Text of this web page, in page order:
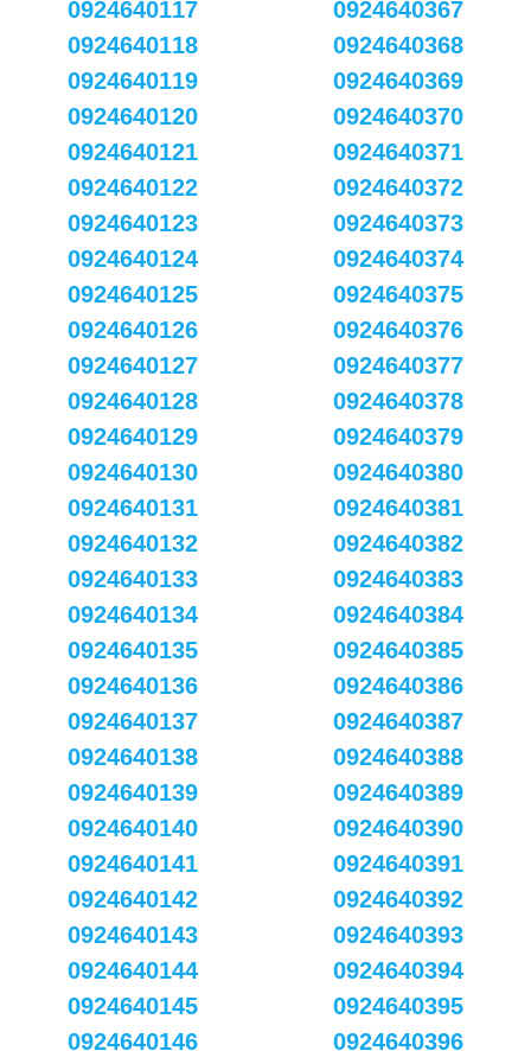
0924640117
0924640118
0924640119
0924640120
0924640121
0924640122
0924640123
0924640124
0924640125
0924640126
0924640127
0924640128
0924640129
0924640130
0924640131
0924640132
0924640133
0924640134
0924640135
0924640136
0924640137
0924640138
0924640139
0924640140
0924640141
0924640142
0924640143
0924640144
0924640145
0924640146
0924640367
0924640368
0924640369
0924640370
0924640371
0924640372
0924640373
0924640374
0924640375
0924640376
0924640377
0924640378
0924640379
0924640380
0924640381
0924640382
0924640383
0924640384
0924640385
0924640386
0924640387
0924640388
0924640389
0924640390
0924640391
0924640392
0924640393
0924640394
0924640395
0924640396